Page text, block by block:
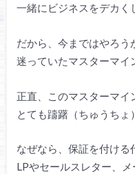
一緒にビジネスをデカく
だから、今まではやろう
迷っていたマスターマイ
正直、このマスターマイ
とても躊躇（ちゅうちょ
なぜなら、保証を付ける
LPやセールスレター、